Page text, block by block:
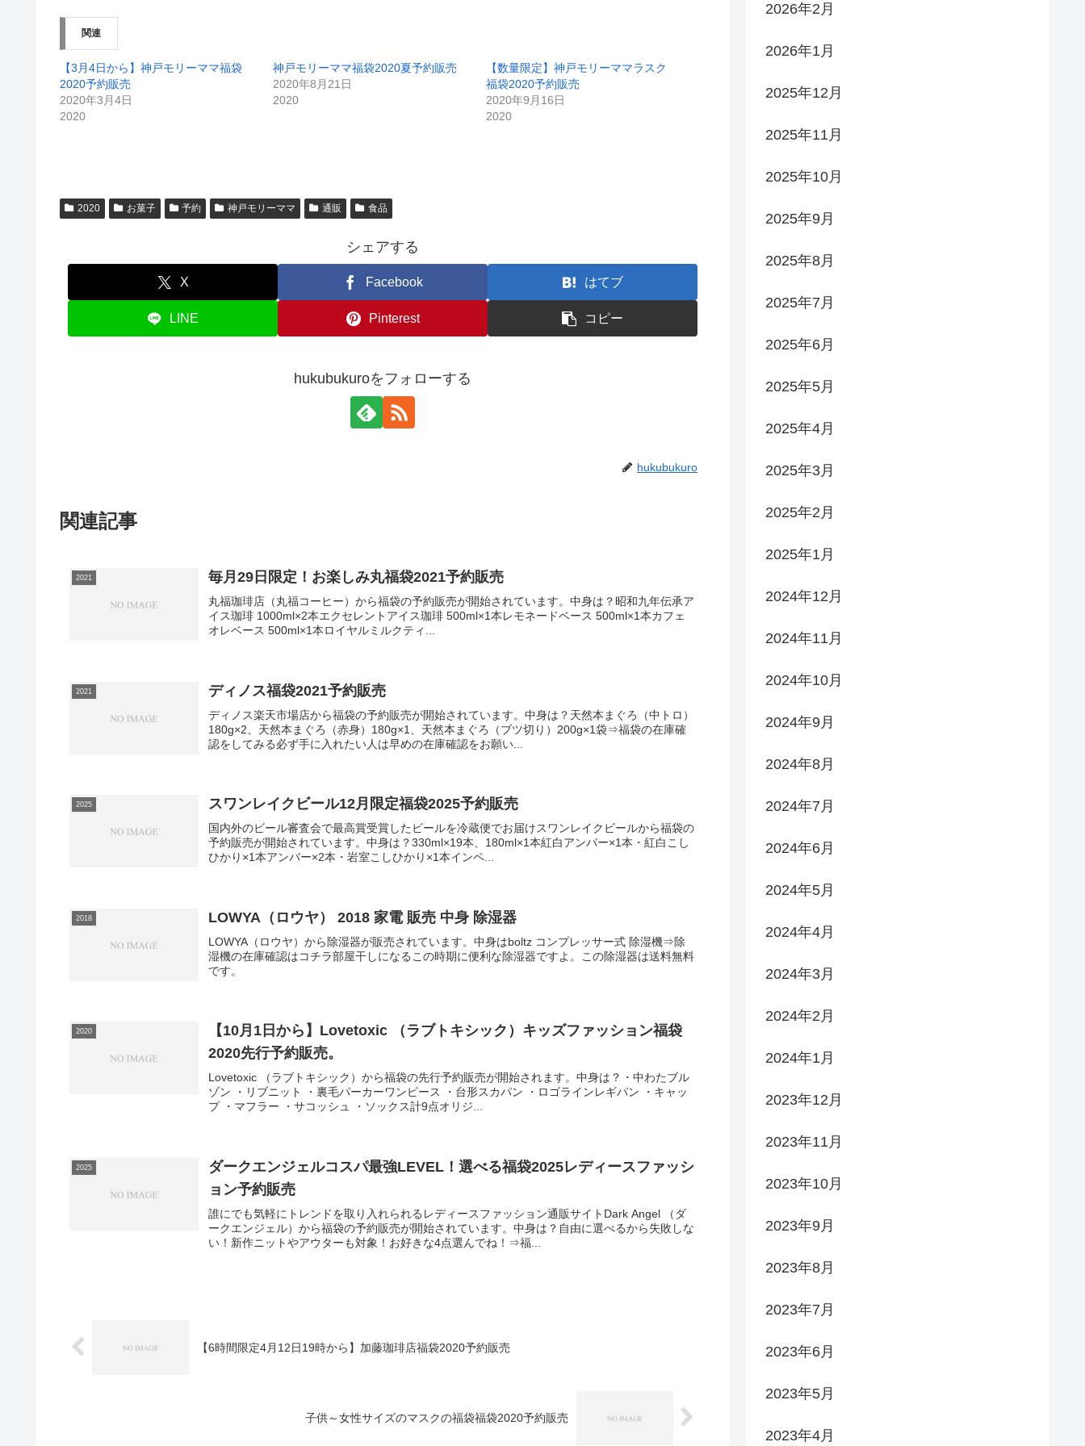
関連
【3月4日から】神戸モリーママ福袋
2020予約販売
2020年3月4日
2020
神戸モリーママ福袋2020夏予約販売
2020年8月21日
2020
【数量限定】神戸モリーママラスク
福袋2020予約販売
2020年9月16日
2020
2020 お菓子 予約 神戸モリーママ 通販 食品
シェアする
X Facebook はてブ
LINE Pinterest コピー
hukubukuroをフォローする
hukubukuro
関連記事
2021 毎月29日限定！お楽しみ丸福袋2021予約販売
丸福珈琲店（丸福コーヒー）から福袋の予約販売が開始されています。中身は？昭和九年伝承ア
イス珈琲 1000ml×2本エクセレントアイス珈琲 500ml×1本レモネードベース 500ml×1本カフェ
オレベース 500ml×1本ロイヤルミルクティ...
2021 ディノス福袋2021予約販売
ディノス楽天市場店から福袋の予約販売が開始されています。中身は？天然本まぐろ（中トロ）
180g×2、天然本まぐろ（赤身）180g×1、天然本まぐろ（ブツ切り）200g×1袋⇒福袋の在庫確
認をしてみる必ず手に入れたい人は早めの在庫確認をお願い...
2025 スワンレイクビール12月限定福袋2025予約販売
国内外のビール審査会で最高賞受賞したビールを冷蔵便でお届けスワンレイクビールから福袋の
予約販売が開始されています。中身は？330ml×19本、180ml×1本紅白アンバー×1本・紅白こし
ひかり×1本アンバー×2本・岩室こしひかり×1本インペ...
2018 LOWYA（ロウヤ） 2018 家電 販売 中身 除湿器
LOWYA（ロウヤ）から除湿器が販売されています。中身はboltz コンプレッサー式 除湿機⇒除
湿機の在庫確認はコチラ部屋干しになるこの時期に便利な除湿器ですよ。この除湿器は送料無料
です。
2020
【10月1日から】Lovetoxic （ラブトキシック）キッズファッション福袋
2020先行予約販売。
Lovetoxic （ラブトキシック）から福袋の先行予約販売が開始されます。中身は？・中わたブル
ゾン ・リブニット ・裏毛パーカーワンピース ・台形スカパン ・ロゴラインレギパン ・キャッ
プ ・マフラー ・サコッシュ ・ソックス計9点オリジ...
2025
ダークエンジェルコスパ最強LEVEL！選べる福袋2025レディースファッシ
ョン予約販売
誰にでも気軽にトレンドを取り入れられるレディースファッション通販サイトDark Angel （ダ
ークエンジェル）から福袋の予約販売が開始されています。中身は？自由に選べるから失敗しな
い！新作ニットやアウターも対象！お好きな4点選んでね！⇒福...
【6時間限定4月12日19時から】加藤珈琲店福袋2020予約販売
子供～女性サイズのマスクの福袋福袋2020予約販売
2026年2月
2026年1月
2025年12月
2025年11月
2025年10月
2025年9月
2025年8月
2025年7月
2025年6月
2025年5月
2025年4月
2025年3月
2025年2月
2025年1月
2024年12月
2024年11月
2024年10月
2024年9月
2024年8月
2024年7月
2024年6月
2024年5月
2024年4月
2024年3月
2024年2月
2024年1月
2023年12月
2023年11月
2023年10月
2023年9月
2023年8月
2023年7月
2023年6月
2023年5月
2023年4月